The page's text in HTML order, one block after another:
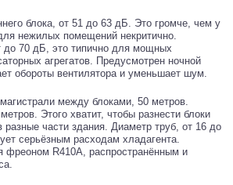
блока, от 51 до 63 дБ. Это громче, чем у
нежилых помещений некритично.
70 дБ, это типично для мощных
агрегатов. Предусмотрен ночной
обороты вентилятора и уменьшает шум.
между блоками, 50 метров.
Этого хватит, чтобы разнести блоки
разные части здания. Диаметр труб, от 16 до
серьёзным расходам хладагента.
фреоном R410A, распространённым и